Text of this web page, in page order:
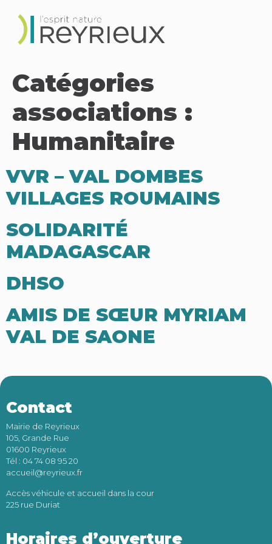
Catégories
associations :
Humanitaire
VVR – VAL DOMBES
VILLAGES ROUMAINS
SOLIDARITÉ
MADAGASCAR
DHSO
AMIS DE SŒUR MYRIAM
VAL DE SAONE
Contact
Mairie de Reyrieux
105, Grande Rue
01600 Reyrieux
Tél : 04 74 08 95 20
accueil@reyrieux.fr
Accès véhicule et accueil dans la cour
225 rue Duriat
Horaires d’ouverture